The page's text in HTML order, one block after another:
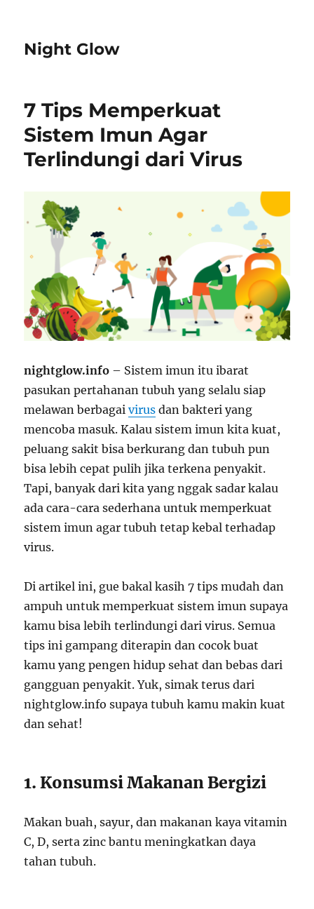
Night Glow
7 Tips Memperkuat
Sistem Imun Agar
Terlindungi dari Virus
nightglow.info – Sistem imun itu ibarat
pasukan pertahanan tubuh yang selalu siap
melawan berbagaivirus dan bakteri yang
mencoba masuk. Kalau sistem imun kita kuat,
peluang sakit bisa berkurang dan tubuh pun
bisa lebih cepat pulih jika terkena penyakit.
Tapi, banyak dari kita yang nggak sadar kalau
ada cara-cara sederhana untuk memperkuat
sistem imun agar tubuh tetap kebal terhadap
virus.
Di artikel ini, gue bakal kasih 7 tips mudah dan
ampuh untuk memperkuat sistem imun supaya
kamu bisa lebih terlindungi dari virus. Semua
tips ini gampang diterapin dan cocok buat
kamu yang pengen hidup sehat dan bebas dari
gangguan penyakit. Yuk, simak terus dari
nightglow.info supaya tubuh kamu makin kuat
dan sehat!
1. Konsumsi Makanan Bergizi
Makan buah, sayur, dan makanan kaya vitamin
C, D, serta zinc bantu meningkatkan daya
tahan tubuh.